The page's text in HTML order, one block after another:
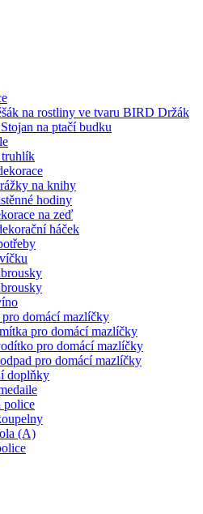
na rostliny ve tvaru BIRD Držák
na ptačí budku
na knihy
hodiny
na zeď
háček
domácí mazlíčky
pro domácí mazlíčky
pro domácí mazlíčky
pro domácí mazlíčky
doplňky
police
(A)